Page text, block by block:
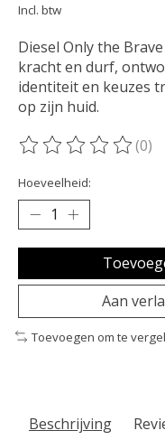
Incl. btw
Diesel Only the
kracht en durf,
identiteit en keuzes
op zijn huid.
De beoordeling van
(0)
Hoeveelheid:
Aan
Toevoegen om te
Beschrijving